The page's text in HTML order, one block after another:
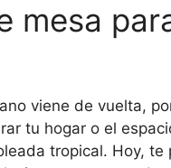
mesa
viene de vuelta,
tu hogar o el
tropical. Hoy, te